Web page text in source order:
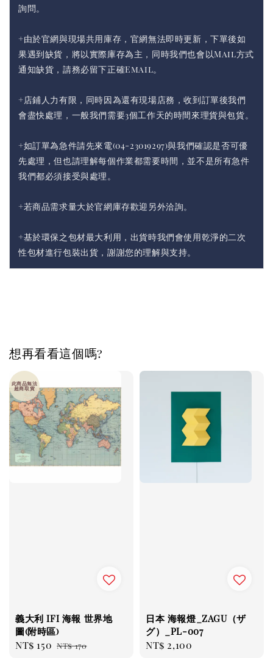
詢問。
+由於官網與現場共用庫存，官網無法即時更新，下單後如
果遇到缺貨，將以實際庫存為主，同時我們也會以Mail方式
通知缺貨，請務必留下正確Email。
+店鋪人力有限，同時因為還有現場店務，收到訂單後我們
會盡快處理，一般我們需要3個工作天的時間來理貨與包貨。
+如訂單為急件請先來電(04-23019297)與我們確認是否可優
先處理，但也請理解每個作業都需要時間，並不是所有急件
我們都必須接受與處理。
+若商品需求量大於官網庫存歡迎另外洽詢。
+基於環保之包材最大利用，出貨時我們會使用乾淨的二次
性包材進行包裝出貨，謝謝您的理解與支持。
想再看看這個嗎?
此商品無法
超商取貨
義大利 IFI 海報 世界地
圖(附時區)
Sale
NT$ 150 Regular
NT$ 170
日本 海報燈_ZAGU（ザ
グ）_PL-007
Regular
NT$ 2,100